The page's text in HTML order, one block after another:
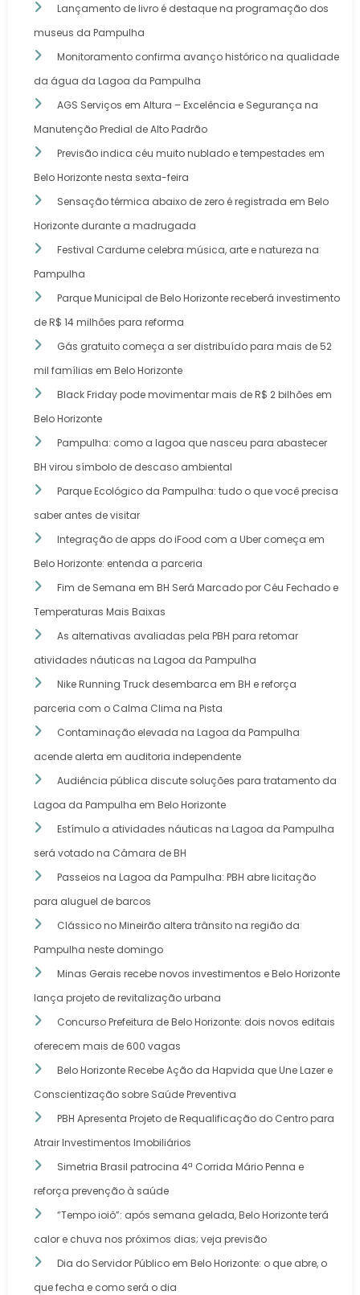
Lançamento de livro é destaque na programação dos
museus da Pampulha
Monitoramento confirma avanço histórico na qualidade
da água da Lagoa da Pampulha
AGS Serviços em Altura – Excelência e Segurança na
Manutenção Predial de Alto Padrão
Previsão indica céu muito nublado e tempestades em
Belo Horizonte nesta sexta-feira
Sensação térmica abaixo de zero é registrada em Belo
Horizonte durante a madrugada
Festival Cardume celebra música, arte e natureza na
Pampulha
Parque Municipal de Belo Horizonte receberá investimento
de R$ 14 milhões para reforma
Gás gratuito começa a ser distribuído para mais de 52
mil famílias em Belo Horizonte
Black Friday pode movimentar mais de R$ 2 bilhões em
Belo Horizonte
Pampulha: como a lagoa que nasceu para abastecer
BH virou símbolo de descaso ambiental
Parque Ecológico da Pampulha: tudo o que você precisa
saber antes de visitar
Integração de apps do iFood com a Uber começa em
Belo Horizonte: entenda a parceria
Fim de Semana em BH Será Marcado por Céu Fechado e
Temperaturas Mais Baixas
As alternativas avaliadas pela PBH para retomar
atividades náuticas na Lagoa da Pampulha
Nike Running Truck desembarca em BH e reforça
parceria com o Calma Clima na Pista
Contaminação elevada na Lagoa da Pampulha
acende alerta em auditoria independente
Audiência pública discute soluções para tratamento da
Lagoa da Pampulha em Belo Horizonte
Estímulo a atividades náuticas na Lagoa da Pampulha
será votado na Câmara de BH
Passeios na Lagoa da Pampulha: PBH abre licitação
para aluguel de barcos
Clássico no Mineirão altera trânsito na região da
Pampulha neste domingo
Minas Gerais recebe novos investimentos e Belo Horizonte
lança projeto de revitalização urbana
Concurso Prefeitura de Belo Horizonte: dois novos editais
oferecem mais de 600 vagas
Belo Horizonte Recebe Ação da Hapvida que Une Lazer e
Conscientização sobre Saúde Preventiva
PBH Apresenta Projeto de Requalificação do Centro para
Atrair Investimentos Imobiliários
Simetria Brasil patrocina 4ª Corrida Mário Penna e
reforça prevenção à saúde
“Tempo ioiô”: após semana gelada, Belo Horizonte terá
calor e chuva nos próximos dias; veja previsão
Dia do Servidor Público em Belo Horizonte: o que abre, o
que fecha e como será o dia